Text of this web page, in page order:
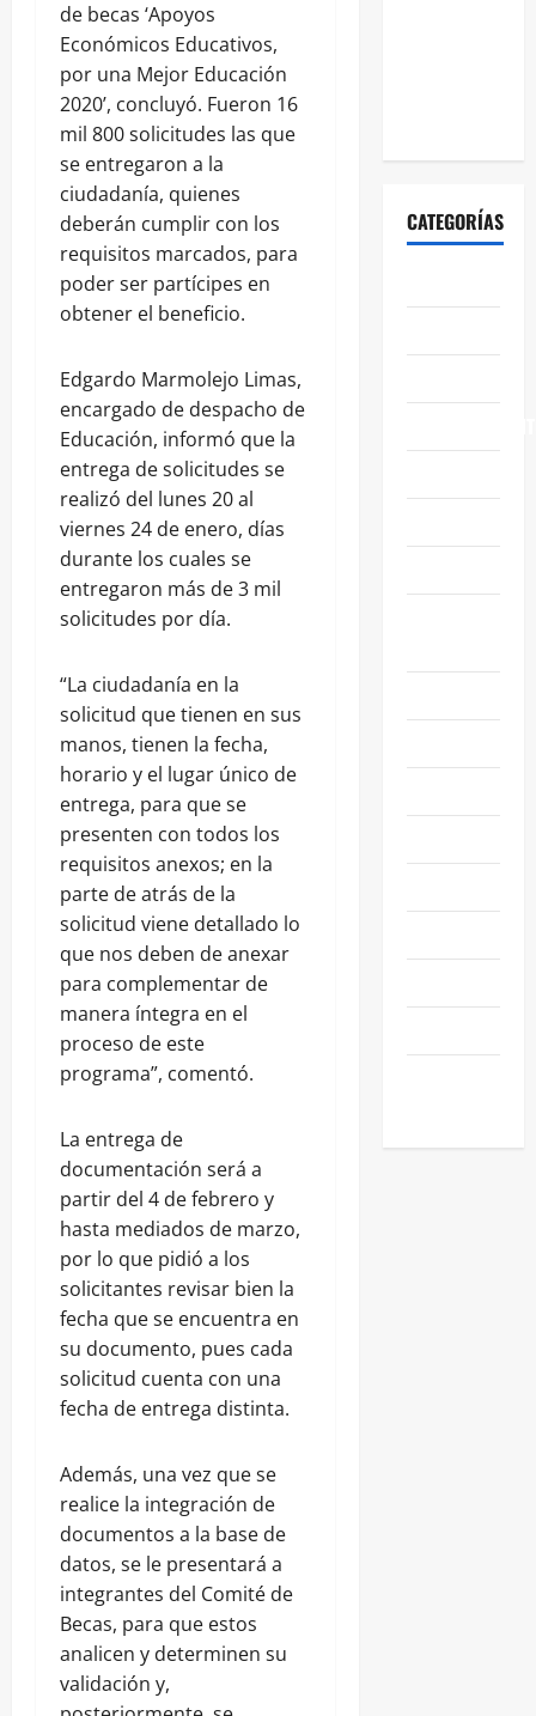
de becas ‘Apoyos
Económicos Educativos,
por una Mejor Educación
2020’, concluyó. Fueron 16
mil 800 solicitudes las que
se entregaron a la
ciudadanía, quienes
deberán cumplir con los
requisitos marcados, para
poder ser partícipes en
obtener el beneficio.
Edgardo Marmolejo Limas,
encargado de despacho de
Educación, informó que la
entrega de solicitudes se
realizó del lunes 20 al
viernes 24 de enero, días
durante los cuales se
entregaron más de 3 mil
solicitudes por día.
“La ciudadanía en la
solicitud que tienen en sus
manos, tienen la fecha,
horario y el lugar único de
entrega, para que se
presenten con todos los
requisitos anexos; en la
parte de atrás de la
solicitud viene detallado lo
que nos deben de anexar
para complementar de
manera íntegra en el
proceso de este
programa”, comentó.
La entrega de
documentación será a
partir del 4 de febrero y
hasta mediados de marzo,
por lo que pidió a los
solicitantes revisar bien la
fecha que se encuentra en
su documento, pues cada
solicitud cuenta con una
fecha de entrega distinta.
Además, una vez que se
realice la integración de
documentos a la base de
datos, se le presentará a
integrantes del Comité de
Becas, para que estos
analicen y determinen su
validación y,
CATEGORÍAS